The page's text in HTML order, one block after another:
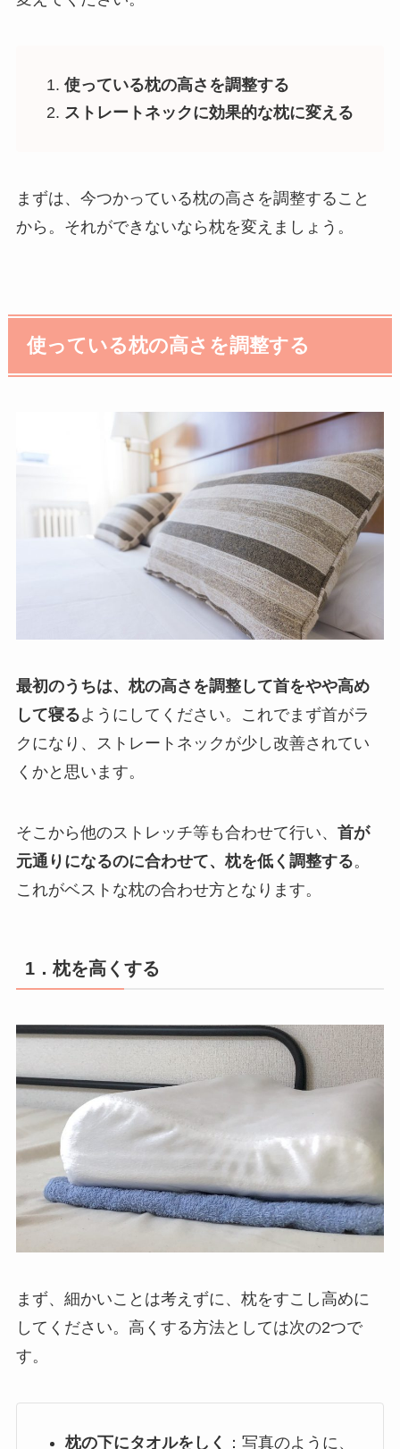
使っている枕の高さを調整する
ストレートネックに効果的な枕に変える
まずは、今つかっている枕の高さを調整すること
から。それができないなら枕を変えましょう。
使っている枕の高さを調整する
最初のうちは、枕の高さを調整して首をやや高め
して寝るようにしてください。これでまず首がラ
クになり、ストレートネックが少し改善されてい
くかと思います。
そこから他のストレッチ等も合わせて行い、 首が
元通りになるのに合わせて、枕を低く調整する。
これがベストな枕の合わせ方となります。
1．枕を高くする
まず、細かいことは考えずに、枕をすこし高めに
してください。高くする方法としては次の2つで
す。
枕の下にタオルをしく
：写真のように、